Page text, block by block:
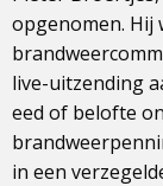
opgenomen. Hij
live-uitzending
eed of belofte
in een